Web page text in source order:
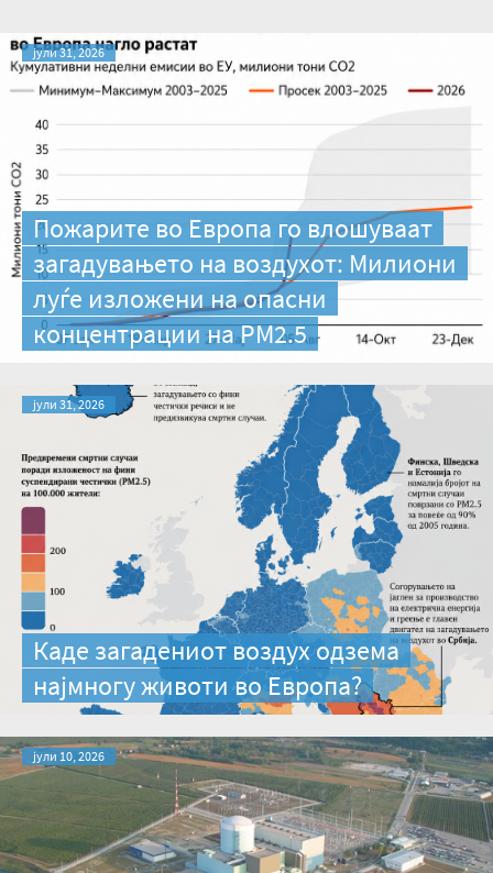
јули 31, 2026
Пожарите во Европа го влошуваат
загадувањето на воздухот: Милиони
луѓе изложени на опасни
концентрации на PM2.5
јули 31, 2026
Каде загадениот воздух одзема
најмногу животи во Европа?
јули 10, 2026